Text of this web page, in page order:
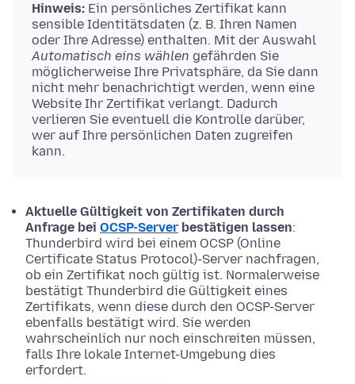
Hinweis: Ein persönliches Zertifikat kann
sensible Identitätsdaten (z. B. Ihren Namen
oder Ihre Adresse) enthalten. Mit der Auswahl
Automatisch eins wählen gefährden Sie
möglicherweise Ihre Privatsphäre, da Sie dann
nicht mehr benachrichtigt werden, wenn eine
Website Ihr Zertifikat verlangt. Dadurch
verlieren Sie eventuell die Kontrolle darüber,
wer auf Ihre persönlichen Daten zugreifen
kann.
Aktuelle Gültigkeit von Zertifikaten durch
Anfrage bei OCSP-Server bestätigen lassen:
Thunderbird wird bei einem OCSP (Online
Certificate Status Protocol)-Server nachfragen,
ob ein Zertifikat noch gültig ist. Normalerweise
bestätigt Thunderbird die Gültigkeit eines
Zertifikats, wenn diese durch den OCSP-Server
ebenfalls bestätigt wird. Sie werden
wahrscheinlich nur noch einschreiten müssen,
falls Ihre lokale Internet-Umgebung dies
erfordert.